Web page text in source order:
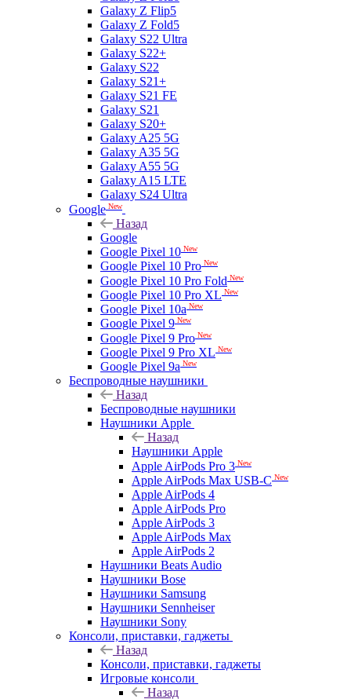
Galaxy Z Flip5
Galaxy Z Fold5
Galaxy S22 Ultra
Galaxy S22+
Galaxy S22
Galaxy S21+
Galaxy S21 FE
Galaxy S21
Galaxy S20+
Galaxy A25 5G
Galaxy A35 5G
Galaxy A55 5G
Galaxy A15 LTE
Galaxy S24 Ultra
Google New
Назад
Google
Google Pixel 10 New
Google Pixel 10 Pro New
Google Pixel 10 Pro Fold New
Google Pixel 10 Pro XL New
Google Pixel 10a New
Google Pixel 9 New
Google Pixel 9 Pro New
Google Pixel 9 Pro XL New
Google Pixel 9a New
Беспроводные наушники
Назад
Беспроводные наушники
Наушники Apple
Назад
Наушники Apple
Apple AirPods Pro 3 New
Apple AirPods Max USB-C New
Apple AirPods 4
Apple AirPods Pro
Apple AirPods 3
Apple AirPods Max
Apple AirPods 2
Наушники Beats Audio
Наушники Bose
Наушники Samsung
Наушники Sennheiser
Наушники Sony
Консоли, приставки, гаджеты
Назад
Консоли, приставки, гаджеты
Игровые консоли
Назад